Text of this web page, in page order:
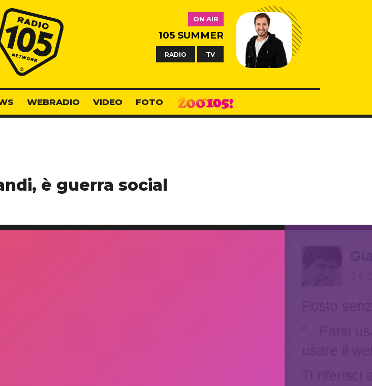
Radio 105
ON AIR
105 SUMMER
RADIO TV
WEBRADIO VIDEO FOTO
è guerra social